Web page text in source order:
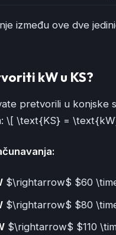
između ove dve
kW u KS?
pretvorili u konjske
\[ \text{KS} =
$\rightarrow$ $60
$\rightarrow$ $80
$\rightarrow$ $110